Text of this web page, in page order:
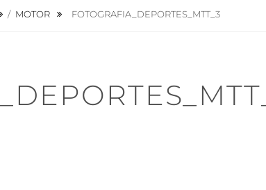
/ MOTOR FOTOGRAFIA_DEPORTES_MTT_3